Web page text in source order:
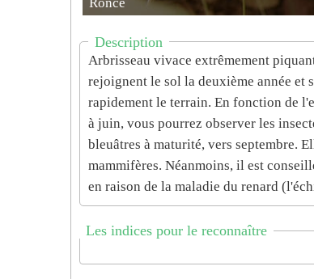
Ronce
Description
Arbrisseau vivace extrêmement
rejoignent le sol la deuxième année et
rapidement le terrain. En fonction de
à juin, vous pourrez observer les
bleuâtres à maturité, vers septembre.
mammifères. Néanmoins, il est
en raison de la maladie du renard
Les indices pour le reconnaître